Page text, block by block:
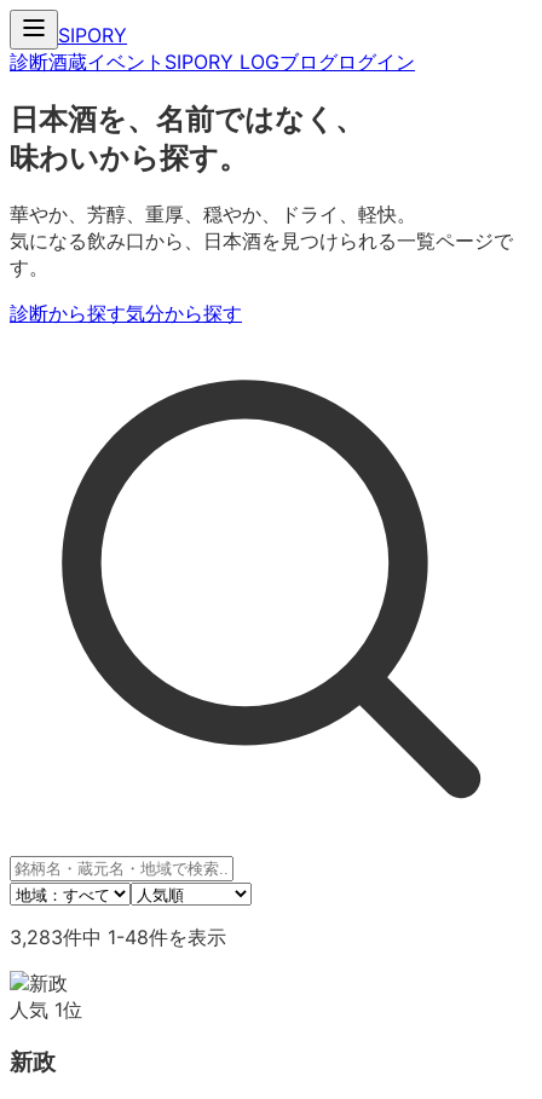
SIPORY
診断酒蔵イベント SIPORY LOGブログログイン
日本酒を、名前ではなく、
味わいから探す。
華やか、芳醇、重厚、穏やか、ドライ、軽快。
気になる飲み口から、日本酒を見つけられる一覧ページで
す。
診断から探す気分から探す
3,283件中 1-48件を表示
人気 1位
新政